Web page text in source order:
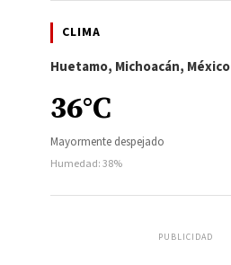
CLIMA
Huetamo, Michoacán, México
36°C
Mayormente despejado
Humedad: 38%
PUBLICIDAD